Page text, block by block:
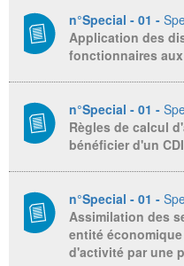
n°Special - 01 -
Application des
fonctionnaires
n°Special - 01 -
Règles de calcul
bénéficier d'un
n°Special - 01 -
Assimilation des
entité
d'activité par une